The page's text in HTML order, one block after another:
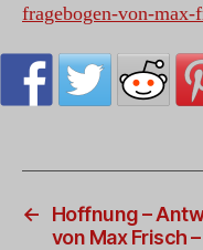
fragebogen-von-
←
Hoffnung –
von Max Frisch –